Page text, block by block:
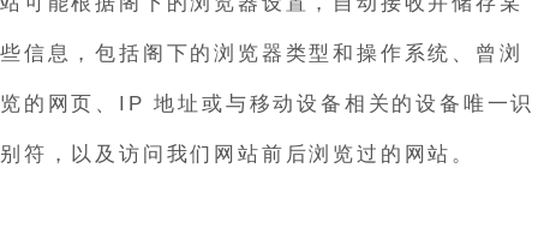
些信息，包括阁下的浏览器类型和操作系统、曾浏
览的网页、IP 地址或与移动设备相关的设备唯一识
别符，以及访问我们网站前后浏览过的网站。